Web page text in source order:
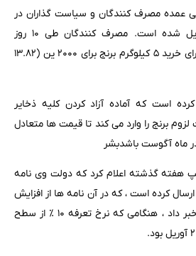
عمده مصرف کنندگان و سیاست گذاران در
آستانه انتخابات ژاپن تبدیل شده است. مصرف کنندگان طی ۱۰ روز
گذشته صف های طولانی برای خرید ۵ کیلوگرم برنج برای ۲۰۰۰ ین (۱۳.۸۲
است که آماده آزاد کردن کلیه ذخایر
برنج را وارد می کند تا قیمت ها متعادل
ماه آگوست باشدبشر
هفته گذشته اعلام کرد که دولت وی نامه
کرده است ، که در آن نامه ها از افزایش
نرخ تعرفه قبل از ۹ ژوئیه خبر داد ، هنگامی که نرخ تعرفه ۱۰ ٪ از سطح